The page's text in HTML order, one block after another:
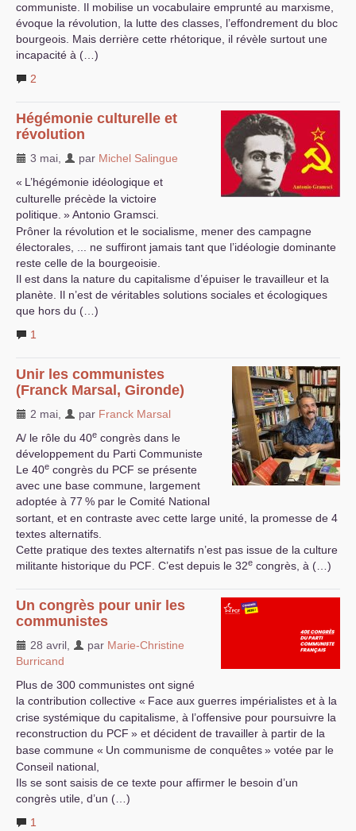
communiste. Il mobilise un vocabulaire emprunté au marxisme,
évoque la révolution, la lutte des classes, l’effondrement du bloc
bourgeois. Mais derrière cette rhétorique, il révèle surtout une
incapacité à (…)
2
Hégémonie culturelle et
révolution
3 mai par Michel Salingue
« L’hégémonie idéologique et
culturelle précède la victoire
politique. » Antonio Gramsci.
Prôner la révolution et le socialisme, mener des campagne
électorales, ... ne suffiront jamais tant que l’idéologie dominante
reste celle de la bourgeoisie.
Il est dans la nature du capitalisme d’épuiser le travailleur et la
planète. Il n’est de véritables solutions sociales et écologiques
que hors du (…)
1
Unir les communistes
(Franck Marsal, Gironde)
2 mai par Franck Marsal
A/ le rôle du 40e congrès dans le
développement du Parti Communiste
Le 40e congrès du PCF se présente
avec une base commune, largement
adoptée à 77 % par le Comité National
sortant, et en contraste avec cette large unité, la promesse de 4
textes alternatifs.
Cette pratique des textes alternatifs n’est pas issue de la culture
militante historique du PCF . C’est depuis le 32e congrès, à (…)
Un congrès pour unir les
communistes
28 avril par Marie-Christine
Burricand
Plus de 300 communistes ont signé
la contribution collective « Face aux guerres impérialistes et à la
crise systémique du capitalisme, à l’offensive pour poursuivre la
reconstruction du PCF » et décident de travailler à partir de la
base commune « Un communisme de conquêtes» votée par le
Conseil national,
Ils se sont saisis de ce texte pour affirmer le besoin d’un
congrès utile, d’un (…)
1